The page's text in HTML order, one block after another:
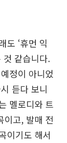
도 ‘휴먼 익
것 같습니다.
정이 아니었
듣다 보니
멜로디와 트
이고, 발매 전
이기도 해서